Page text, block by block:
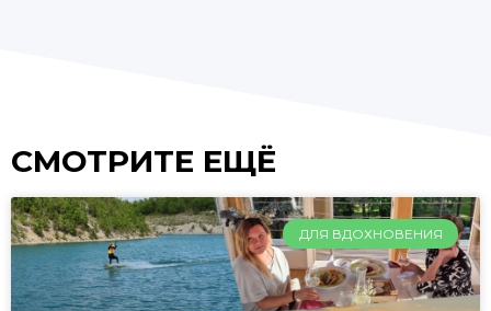
СМОТРИТЕ ЕЩЁ
ДЛЯ ВДОХНОВЕНИЯ